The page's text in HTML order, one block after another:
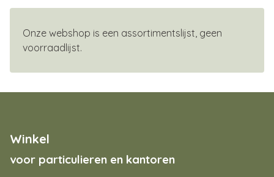
Onze webshop is een assortimentslijst, geen
voorraadlijst.
Winkel
voor particulieren en kantoren